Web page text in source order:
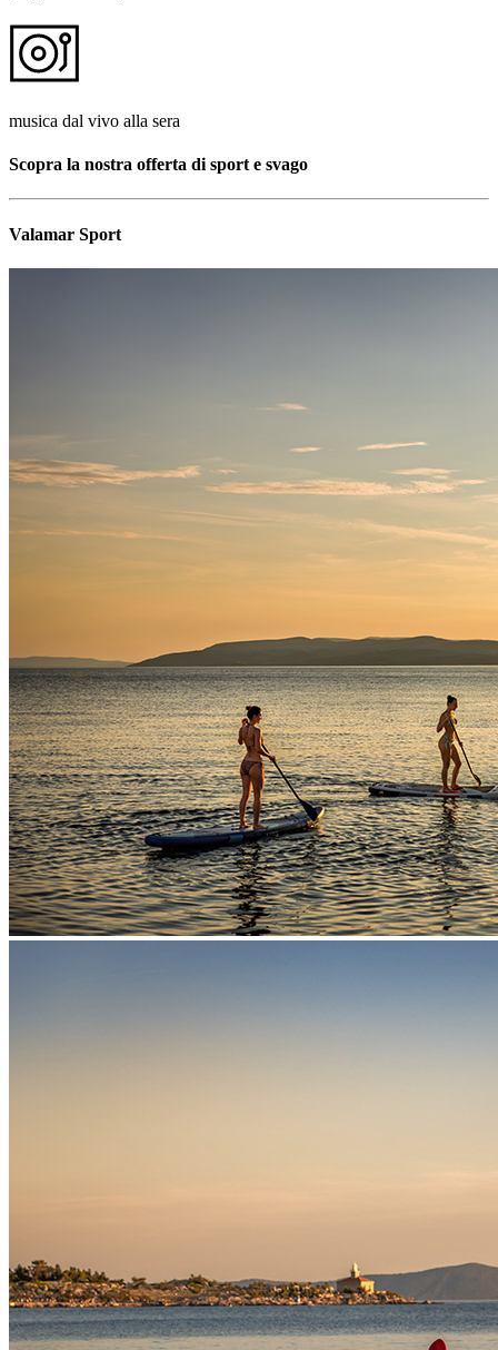
musica dal vivo alla sera
Scopra la nostra offerta di sport e svago
Valamar Sport